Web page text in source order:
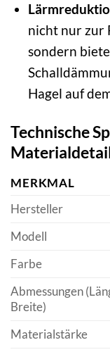
nicht nur zur
sondern
Hagel auf
Technische
MERKMAL
Hersteller
Modell
Farbe
Abmessungen
Breite)
Materialstärke